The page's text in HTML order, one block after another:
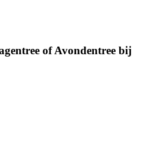
of Avondentree bij